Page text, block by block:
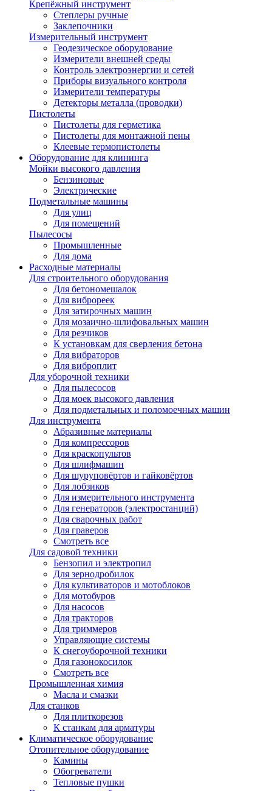
Крепёжный инструмент
Степлеры ручные
Заклепочники
Измерительный инструмент
Геодезическое оборудование
Измерители внешней среды
Контроль электроэнергии и сетей
Приборы визуального контроля
Измерители температуры
Детекторы металла (проводки)
Пистолеты
Пистолеты для герметика
Пистолеты для монтажной пены
Клеевые термопистолеты
Оборудование для клининга
Мойки высокого давления
Бензиновые
Электрические
Подметальные машины
Для улиц
Для помещений
Пылесосы
Промышленные
Для дома
Расходные материалы
Для строительного оборудования
Для бетономешалок
Для виброреек
Для затирочных машин
Для мозаично-шлифовальных машин
Для резчиков
К установкам для сверления бетона
Для вибраторов
Для виброплит
Для уборочной техники
Для пылесосов
Для моек высокого давления
Для подметальных и поломоечных машин
Для инструмента
Абразивные материалы
Для компрессоров
Для краскопультов
Для шлифмашин
Для шуруповёртов и гайковёртов
Для лобзиков
Для измерительного инструмента
Для генераторов (электростанций)
Для сварочных работ
Для граверов
Смотреть все
Для садовой техники
Бензопил и электропил
Для зернодробилок
Для культиваторов и мотоблоков
Для мотобуров
Для насосов
Для тракторов
Для триммеров
Управляющие системы
К снегоуборочной техники
Для газонокосилок
Смотреть все
Промышленная химия
Масла и смазки
Для станков
Для плиткорезов
К станкам для арматуры
Климатическое оборудование
Отопительное оборудование
Камины
Обогреватели
Тепловые пушки